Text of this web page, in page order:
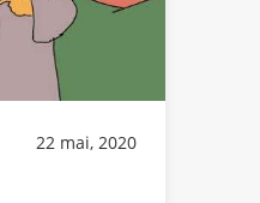
22 mai, 2020